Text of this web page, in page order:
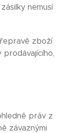
nemusí
zboží
práv z
závaznými